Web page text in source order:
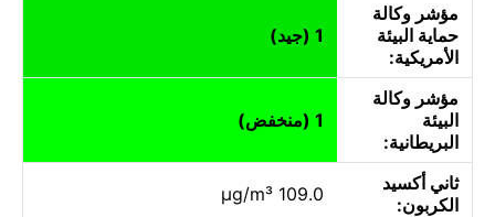
مؤشر وكالة
حماية البيئة
الأمريكية:
1 (جيد)
مؤشر وكالة
البيئة
البريطانية:
1 (منخفض)
ثاني أكسيد
الكربون:
109.0 µg/m³